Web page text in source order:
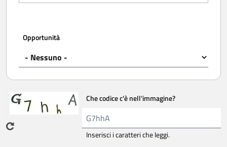
Opportunità
Che codice c'è nell'immagine?
Inserisci i caratteri che leggi.